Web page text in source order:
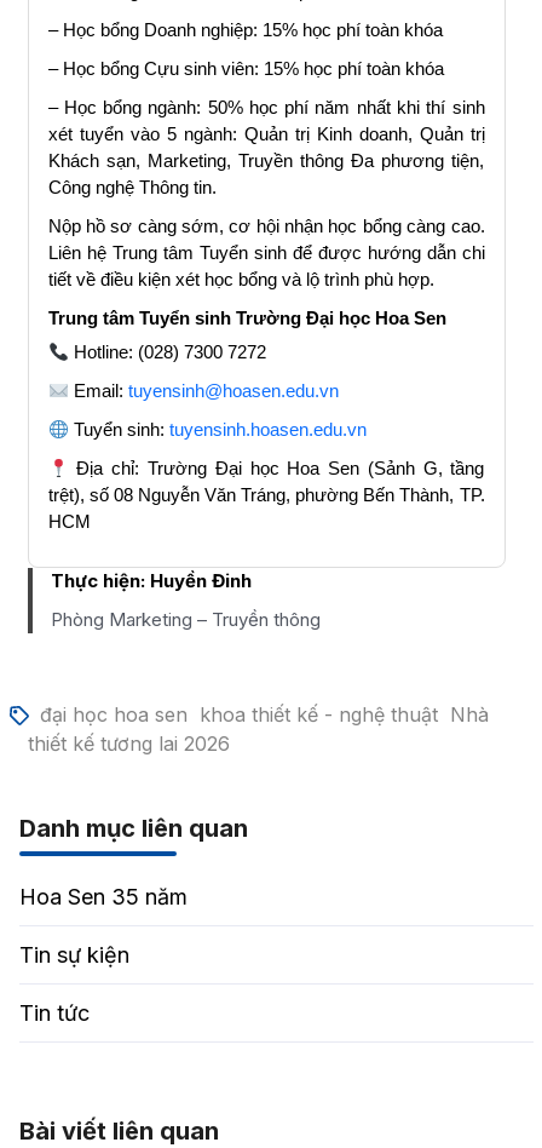
– Học bổng Doanh nghiệp: 15% học phí toàn khóa
– Học bổng Cựu sinh viên: 15% học phí toàn khóa
– Học bổng ngành: 50% học phí năm nhất khi thí sinh
xét tuyển vào 5 ngành: Quản trị Kinh doanh, Quản trị
Khách sạn, Marketing, Truyền thông Đa phương tiện,
Công nghệ Thông tin.
Nộp hồ sơ càng sớm, cơ hội nhận học bổng càng cao.
Liên hệ Trung tâm Tuyển sinh để được hướng dẫn chi
tiết về điều kiện xét học bổng và lộ trình phù hợp.
Trung tâm Tuyển sinh Trường Đại học Hoa Sen
Hotline: (028) 7300 7272
Email: tuyensinh@hoasen.edu.vn
Tuyển sinh: tuyensinh.hoasen.edu.vn
Địa chỉ: Trường Đại học Hoa Sen (Sảnh G, tầng
trệt), số 08 Nguyễn Văn Tráng, phường Bến Thành, TP.
HCM
Thực hiện: Huyền Đinh
Phòng Marketing – Truyền thông
đại học hoa sen khoa thiết kế - nghệ thuật Nhà
thiết kế tương lai 2026
Danh mục liên quan
Hoa Sen 35 năm
Tin sự kiện
Tin tức
Bài viết liên quan